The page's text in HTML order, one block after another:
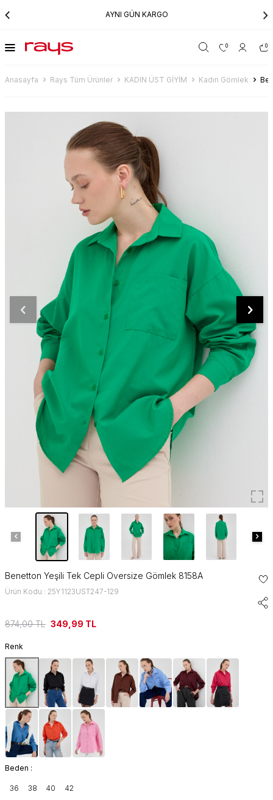
AYNI GÜN KARGO
0 0
Anasayfa Rays Tüm Ürünler KADIN ÜST GİYİM Kadın Gömlek
Benetton Yeşili Tek Cepli Oversize Gömlek 8158A
Ürün Kodu : 25Y1123UST247-129
874,00TL 349,99 TL
Renk
Beden :
36 38 40 42